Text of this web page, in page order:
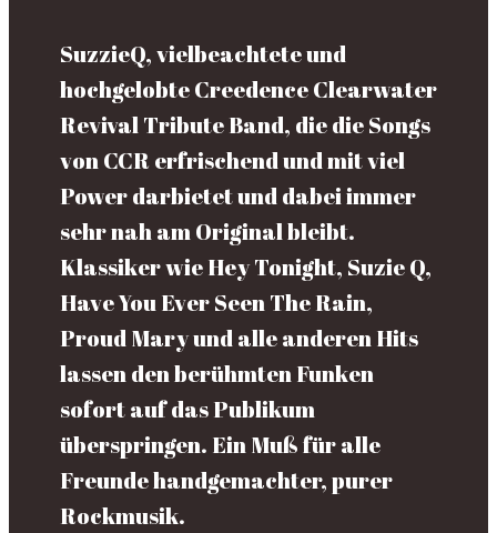
SuzzieQ, vielbeachtete und
hochgelobte Creedence Clearwater
Revival Tribute Band, die die Songs
von CCR erfrischend und mit viel
Power darbietet und dabei immer
sehr nah am Original bleibt.
Klassiker wie Hey Tonight, Suzie Q,
Have You Ever Seen The Rain,
Proud Mary und alle anderen Hits
lassen den berühmten Funken
sofort auf das Publikum
überspringen. Ein Muß für alle
Freunde handgemachter, purer
Rockmusik.